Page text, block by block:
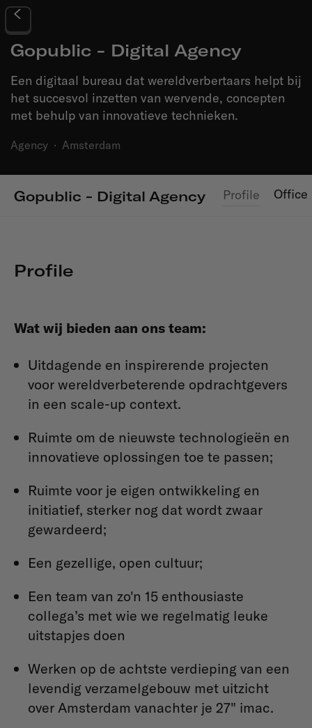
Gopublic - Digital Agency
Een digitaal bureau dat wereldverbertaars helpt bij
het succesvol inzetten van wervende, concepten
met behulp van innovatieve technieken.
Agency · Amsterdam
Gopublic - Digital Agency Profile Office
Profile
Wat wij bieden aan ons team:
Uitdagende en inspirerende projecten
voor wereldverbeterende opdrachtgevers
in een scale-up context.
Ruimte om de nieuwste technologieën en
innovatieve oplossingen toe te passen;
Ruimte voor je eigen ontwikkeling en
initiatief, sterker nog dat wordt zwaar
gewardeerd;
Een gezellige, open cultuur;
Een team van zo'n 15 enthousiaste
collega’s met wie we regelmatig leuke
uitstapjes doen​
Werken op de achtste verdieping van een
levendig verzamelgebouw met uitzicht
over Amsterdam vanachter je 27" imac.